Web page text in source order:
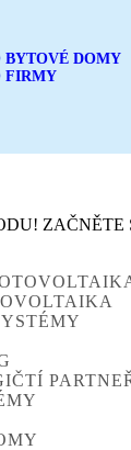
BYTOVÉ DOMY
FIRMY
ZAČNĚTE